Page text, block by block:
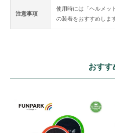
注意事項
使用時には「ヘルメッ
の装着をおすすめします
おすす